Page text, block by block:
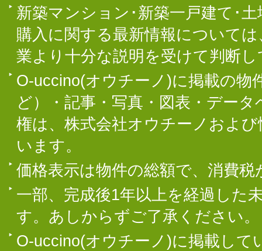
新築マンション･新築一戸建て･
購入に関する最新情報について
業より十分な説明を受けて判断
O-uccino(オウチーノ)に掲載の物
ど）・記事・写真・図表・デー
権は、株式会社オウチーノおよ
います。
価格表示は物件の総額で、消費
一部、完成後1年以上を経過した
す。あしからずご了承ください。
O-uccino(オウチーノ)に掲載して